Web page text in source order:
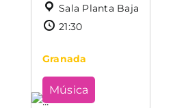
Sala Planta Baja
21:30
Granada
Música